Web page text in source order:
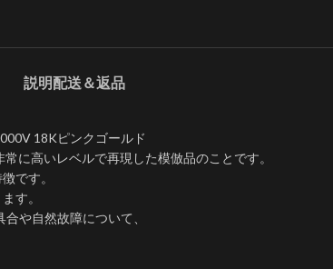
説明配送＆返品
18Kピンクゴールド
に高いレベルで再現した模倣品のことです。
です。
す。
や自然故障について、